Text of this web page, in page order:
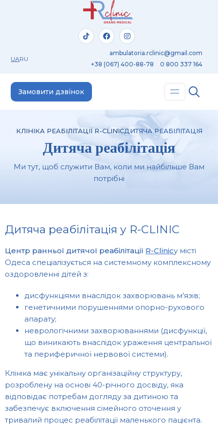
UARU
ambulatoria.rclinic@gmail.com
+38 (067) 400-88-78
0 800 337 164
Замовити дзвінок
КЛІНІКА РЕАБІЛІТАЦІЇ R-CLINICДИТЯЧА РЕАБІЛІТАЦІЯ
Дитяча реабілітація
Ми тут, щоб служити Вам, коли ми найбільше Вам
потрібні
Дитяча реабілітація у R-CLINIC
Центр ранньої дитячої реабілітації R-Clinicу місті
Одеса спеціалізується на системному комплексному
оздоровленні дітей з:
дисфункціями внаслідок захворювань м’язів;
генетичними порушеннями опорно-рухового
апарату;
неврологічними захворюваннями (дисфункції,
що виникають внаслідок ураження центральної
та периферичної нервової системи).
Клініка має унікальну організаційну структуру,
розроблену на основі 40-річного досвіду, яка
відповідає потребам догляду за дитиною та
забезпечує включення сімейного оточення у
тривалий процес реабілітації маленького пацієнта.